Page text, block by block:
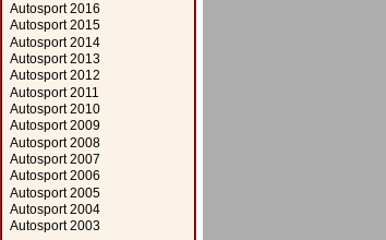
Autosport 2016
Autosport 2015
Autosport 2014
Autosport 2013
Autosport 2012
Autosport 2011
Autosport 2010
Autosport 2009
Autosport 2008
Autosport 2007
Autosport 2006
Autosport 2005
Autosport 2004
Autosport 2003